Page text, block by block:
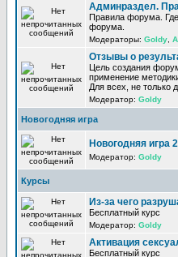
Админраздел.
Правила форума.
форума.
Модераторы: Goldy
Отзывы о
Цель создания
применение
Для всех, не только
Модератор: Goldy
Новогодняя игра
Новогодняя игра
Модератор: Goldy
Курсы
Из-за чего
Бесплатный курс
Модератор: Goldy
Активация
Бесплатный курс